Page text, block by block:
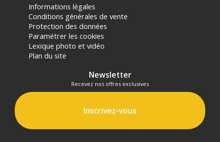
Informations légales
Conditions générales de vente
Protection des données
Paramétrer les cookies
Lexique photo et vidéo
Plan du site
Newsletter
Recevez nos offres exclusives
Inscrivez-vous